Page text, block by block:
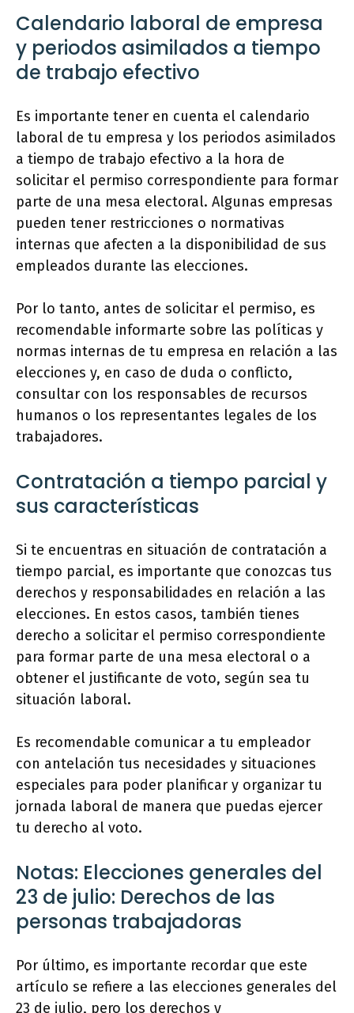
Calendario laboral de empresa
y periodos asimilados a tiempo
de trabajo efectivo
Es importante tener en cuenta el calendario
laboral de tu empresa y los periodos asimilados
a tiempo de trabajo efectivo a la hora de
solicitar el permiso correspondiente para formar
parte de una mesa electoral. Algunas empresas
pueden tener restricciones o normativas
internas que afecten a la disponibilidad de sus
empleados durante las elecciones.
Por lo tanto, antes de solicitar el permiso, es
recomendable informarte sobre las políticas y
normas internas de tu empresa en relación a las
elecciones y, en caso de duda o conflicto,
consultar con los responsables de recursos
humanos o los representantes legales de los
trabajadores.
Contratación a tiempo parcial y
sus características
Si te encuentras en situación de contratación a
tiempo parcial, es importante que conozcas tus
derechos y responsabilidades en relación a las
elecciones. En estos casos, también tienes
derecho a solicitar el permiso correspondiente
para formar parte de una mesa electoral o a
obtener el justificante de voto, según sea tu
situación laboral.
Es recomendable comunicar a tu empleador
con antelación tus necesidades y situaciones
especiales para poder planificar y organizar tu
jornada laboral de manera que puedas ejercer
tu derecho al voto.
Notas: Elecciones generales del
23 de julio: Derechos de las
personas trabajadoras
Por último, es importante recordar que este
artículo se refiere a las elecciones generales del
23 de julio, pero los derechos y